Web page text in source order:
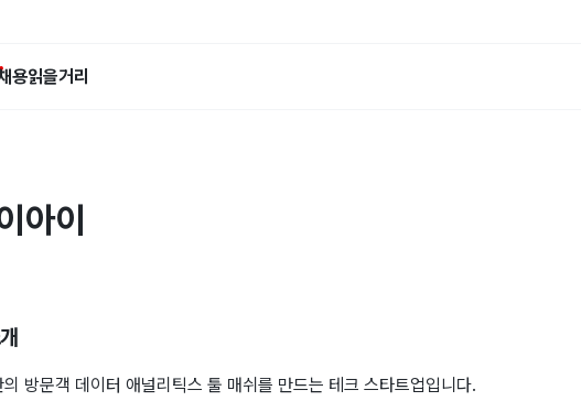
용읽을거리
아이
방문객 데이터 애널리틱스 툴 매쉬를 만드는 테크 스타트업입니다.